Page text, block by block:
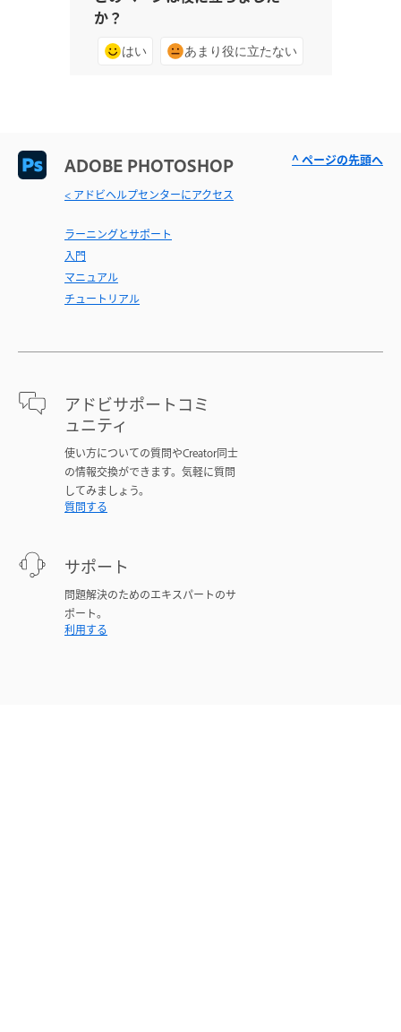
か？
はい あまり役に立たない
ADOBE PHOTOSHOP
< アドビヘルプセンターにアクセス
ラーニングとサポート
入門
マニュアル
チュートリアル
アドビサポートコミ
ュニティ
使い方についての質問やCreator同士
の情報交換ができます。気軽に質問
してみましょう。
質問する
サポート
問題解決のためのエキスパートのサ
ポート。
利用する
^ ページの先頭へ